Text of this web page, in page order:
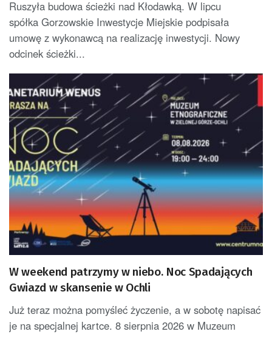
Ruszyła budowa ścieżki nad Kłodawką. W lipcu
spółka Gorzowskie Inwestycje Miejskie podpisała
umowę z wykonawcą na realizację inwestycji. Nowy
odcinek ścieżki...
W weekend patrzymy w niebo. Noc Spadających
Gwiazd w skansenie w Ochli
Już teraz można pomyśleć życzenie, a w sobotę napisać
je na specjalnej kartce. 8 sierpnia 2026 w Muzeum